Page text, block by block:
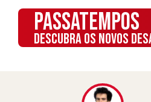
PASSATEMPOS
DESCUBRA OS NOVOS